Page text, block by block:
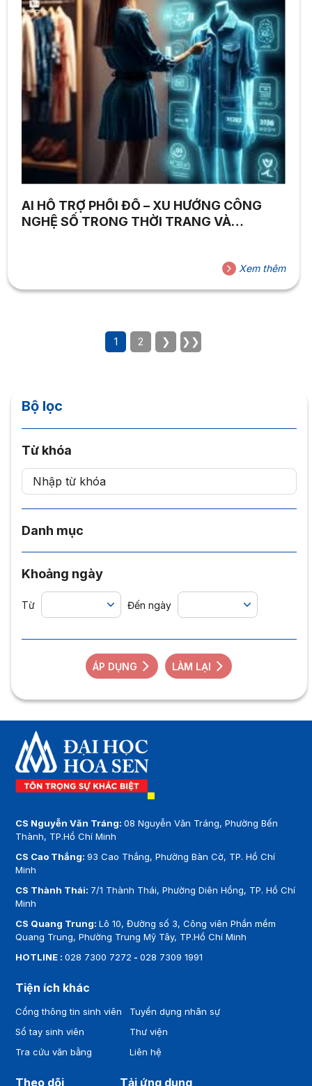
AI HỖ TRỢ PHỐI ĐỒ – XU HƯỚNG CÔNG
NGHỆ SỐ TRONG THỜI TRANG VÀ
Xem thêm
1 2 ❯ ❯❯
Bộ lọc
Từ khóa
Danh mục
Khoảng ngày
Từ Đến ngày
ÁP DỤNG LÀM LẠI
CS Nguyễn Văn Tráng:08 Nguyễn Văn Tráng, Phường Bến
Thành, TP.Hồ Chí Minh
CS Cao Thắng:93 Cao Thắng, Phường Bàn Cờ, TP. Hồ Chí
Minh
CS Thành Thái: 7/1 Thành Thái, Phường Diên Hồng, TP. Hồ Chí
Minh
CS Quang Trung:Lô 10, Đường số 3, Công viên Phần mềm
Quang Trung, Phường Trung Mỹ Tây, TP.Hồ Chí Minh
HOTLINE :028 7300 7272 -028 7309 1991
Tiện ích khác
Cổng thông tin sinh viên
Sổ tay sinh viên
Tra cứu văn bằng
Tuyển dụng nhân sự
Thư viện
Liên hệ
Theo dõi Tải ứng dụng